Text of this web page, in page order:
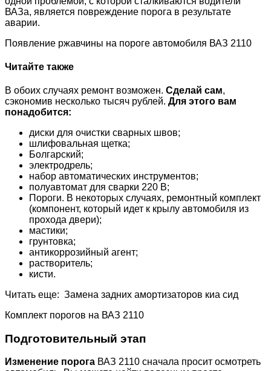
ВАЗа, является повреждение порога в результате
аварии.
Появление ржавчины на пороге автомобиля ВАЗ 2110
Читайте также
В обоих случаях ремонт возможен. Сделай сам,
сэкономив несколько тысяч рублей. Для этого вам
понадобится:
диски для очистки сварных швов;
шлифовальная щетка;
Болгарский;
электродрель;
набор автоматических инструментов;
полуавтомат для сварки 220 В;
Пороги. В некоторых случаях, ремонтный комплект
(компонент, который идет к крылу автомобиля из
прохода двери);
мастики;
грунтовка;
антикоррозийный агент;
растворитель;
кисти.
Читать еще: Замена задних амортизаторов киа сид
Комплект порогов на ВАЗ 2110
Подготовительный этап
Изменение порога ВАЗ 2110 сначала просит осмотреть